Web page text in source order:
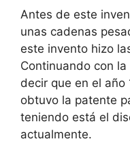
Antes de este
unas cadenas
este invento hizo
Continuando con
decir que en el año
obtuvo la patente
teniendo está el
actualmente.